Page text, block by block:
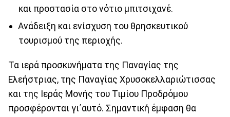
και προστασία στο νότιο μπιτσιχανέ.
Ανάδειξη και ενίσχυση του θρησκευτικού
τουρισμού της περιοχής.
Τα ιερά προσκυνήματα της Παναγίας της
Ελεήστριας, της Παναγίας Χρυσοκελλαριώτισσας
και της Ιεράς Μονής του Τιμίου Προδρόμου
προσφέρονται γι΄αυτό. Σημαντική έμφαση θα